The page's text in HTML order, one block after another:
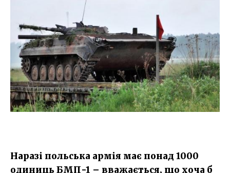
Наразі польська армія має понад 1000
одиниць БМП-1 – вважається, що хоча б